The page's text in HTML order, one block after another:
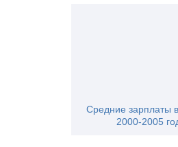
Средние зарплаты
2000-2005